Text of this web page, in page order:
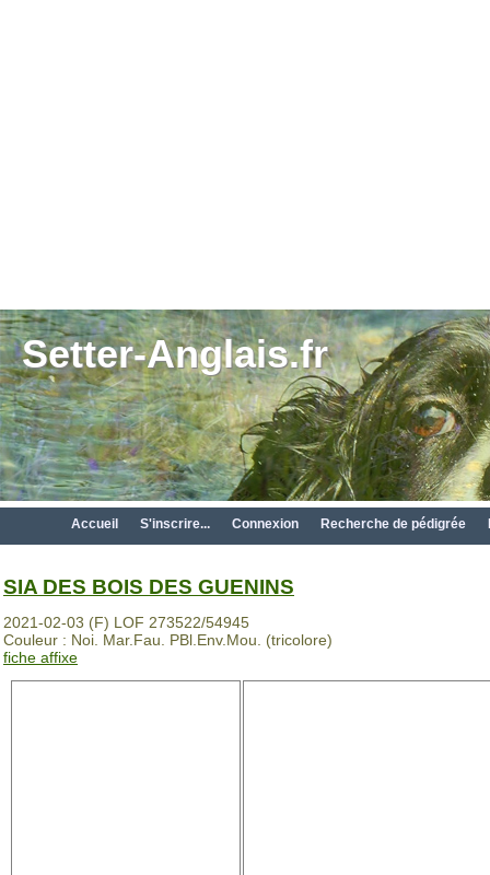
Setter-Anglais.fr
Accueil S'inscrire... Connexion Recherche de pédigrée
SIA DES BOIS DES GUENINS
2021-02-03 (F) LOF 273522/54945
Couleur : Noi. Mar.Fau. PBl.Env.Mou. (tricolore)
fiche affixe